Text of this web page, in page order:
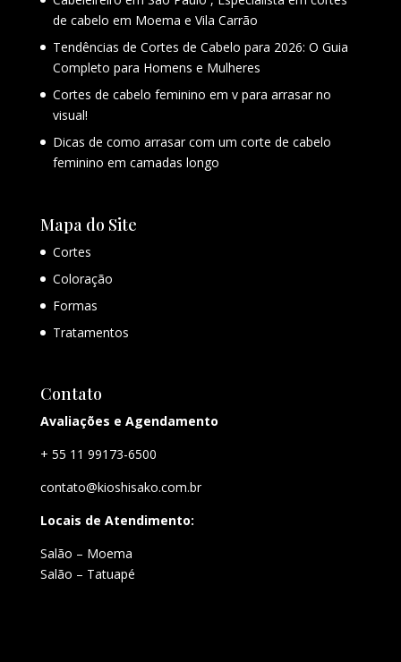
de cabelo em Moema e Vila Carrão
Tendências de Cortes de Cabelo para 2026: O Guia
Completo para Homens e Mulheres
Cortes de cabelo feminino em v para arrasar no
visual!
Dicas de como arrasar com um corte de cabelo
feminino em camadas longo
Mapa do Site
Cortes
Coloração
Formas
Tratamentos
Contato
Avaliações e Agendamento
+ 55 11 99173-6500
contato@kioshisako.com.br
Locais de Atendimento:
Salão – Moema
Salão – Tatuapé